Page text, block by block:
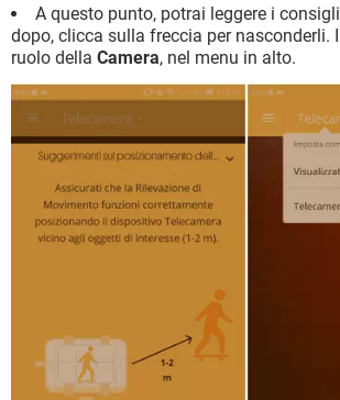
A questo punto, potrai leggere i
dopo, clicca sulla freccia per nasconderli.
ruolo della Camera, nel menu in alto.